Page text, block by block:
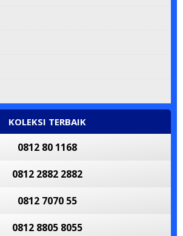
KOLEKSI TERBAIK
0812 80 1168
0812 2882 2882
0812 7070 55
0812 8805 8055